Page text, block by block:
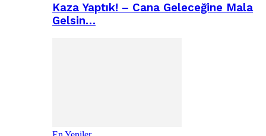
Kaza Yaptık! – Cana Geleceğine Mala
Gelsin…